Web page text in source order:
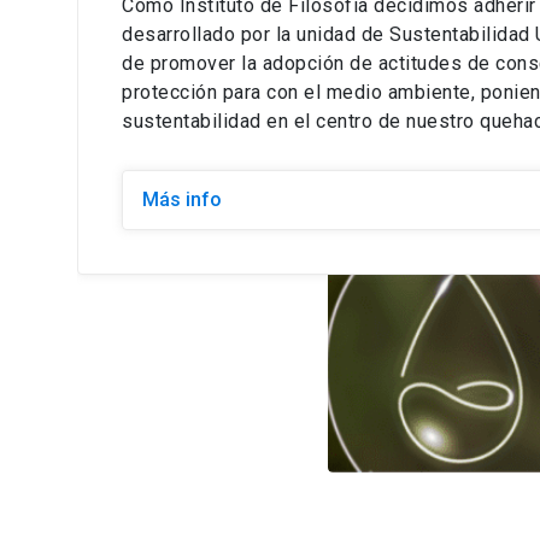
Como Instituto de Filosofía decidimos
desarrollado por la unidad de Sustentabilidad
de promover la adopción de actitudes de
protección para con el medio ambiente,
sustentabilidad en el centro de nuestro
Más info